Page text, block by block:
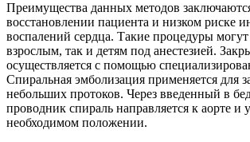
Преимущества данных методов
восстановлении пациента и низком риске
воспалений сердца. Такие процедуры
взрослым, так и детям под анестезией.
осуществляется с помощью
Спиральная эмболизация применяется для
небольших протоков. Через введенный в
проводник спираль направляется к аорте и
необходимом положении.